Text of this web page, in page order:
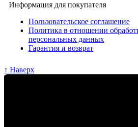
Информация для покупателя
Пользовательское соглашение
Политика в отношении
персональных данных
Гарантия и возврат
↑ Наверх